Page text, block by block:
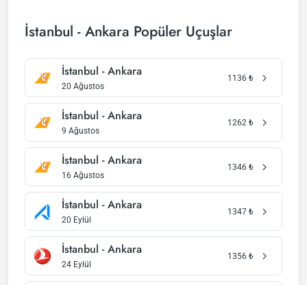
İstanbul - Ankara Popüler Uçuşlar
İstanbul - Ankara
20 Ağustos
1136 ₺
İstanbul - Ankara
9 Ağustos
1262 ₺
İstanbul - Ankara
16 Ağustos
1346 ₺
İstanbul - Ankara
20 Eylül
1347 ₺
İstanbul - Ankara
24 Eylül
1356 ₺